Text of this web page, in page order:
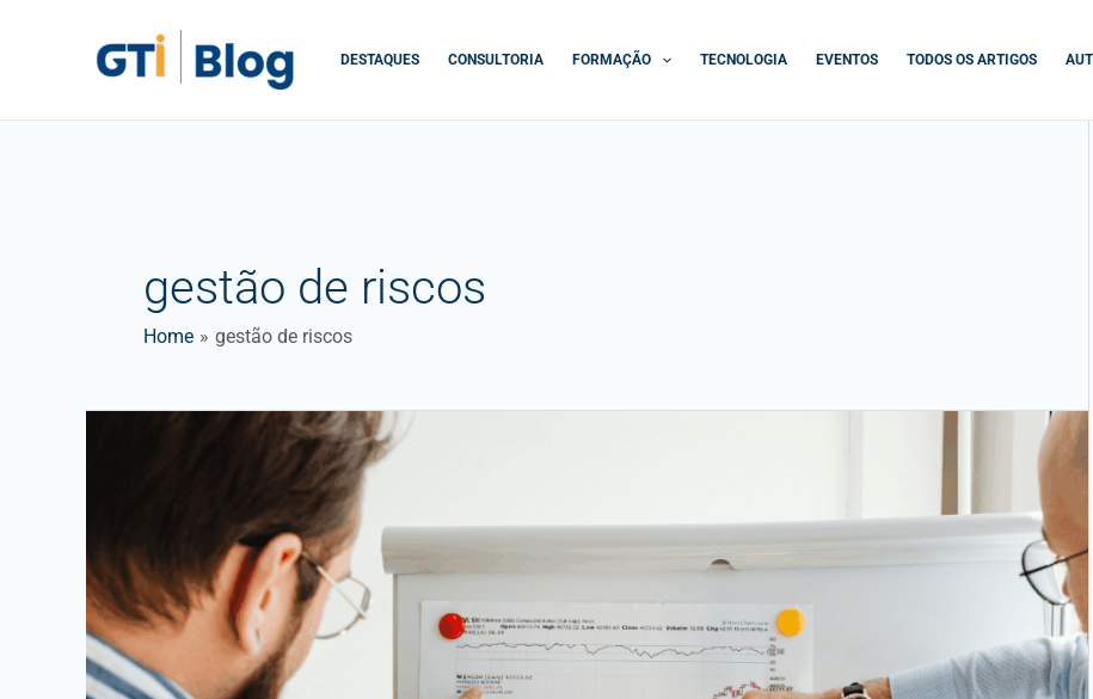
DESTAQUES CONSULTORIA FORMAÇÃO TECNOLOGIA EVENTOS TODOS OS ARTIGOS
gestão de riscos
Home gestão de riscos
vulnerabilidades
na
era
da
Incerteza